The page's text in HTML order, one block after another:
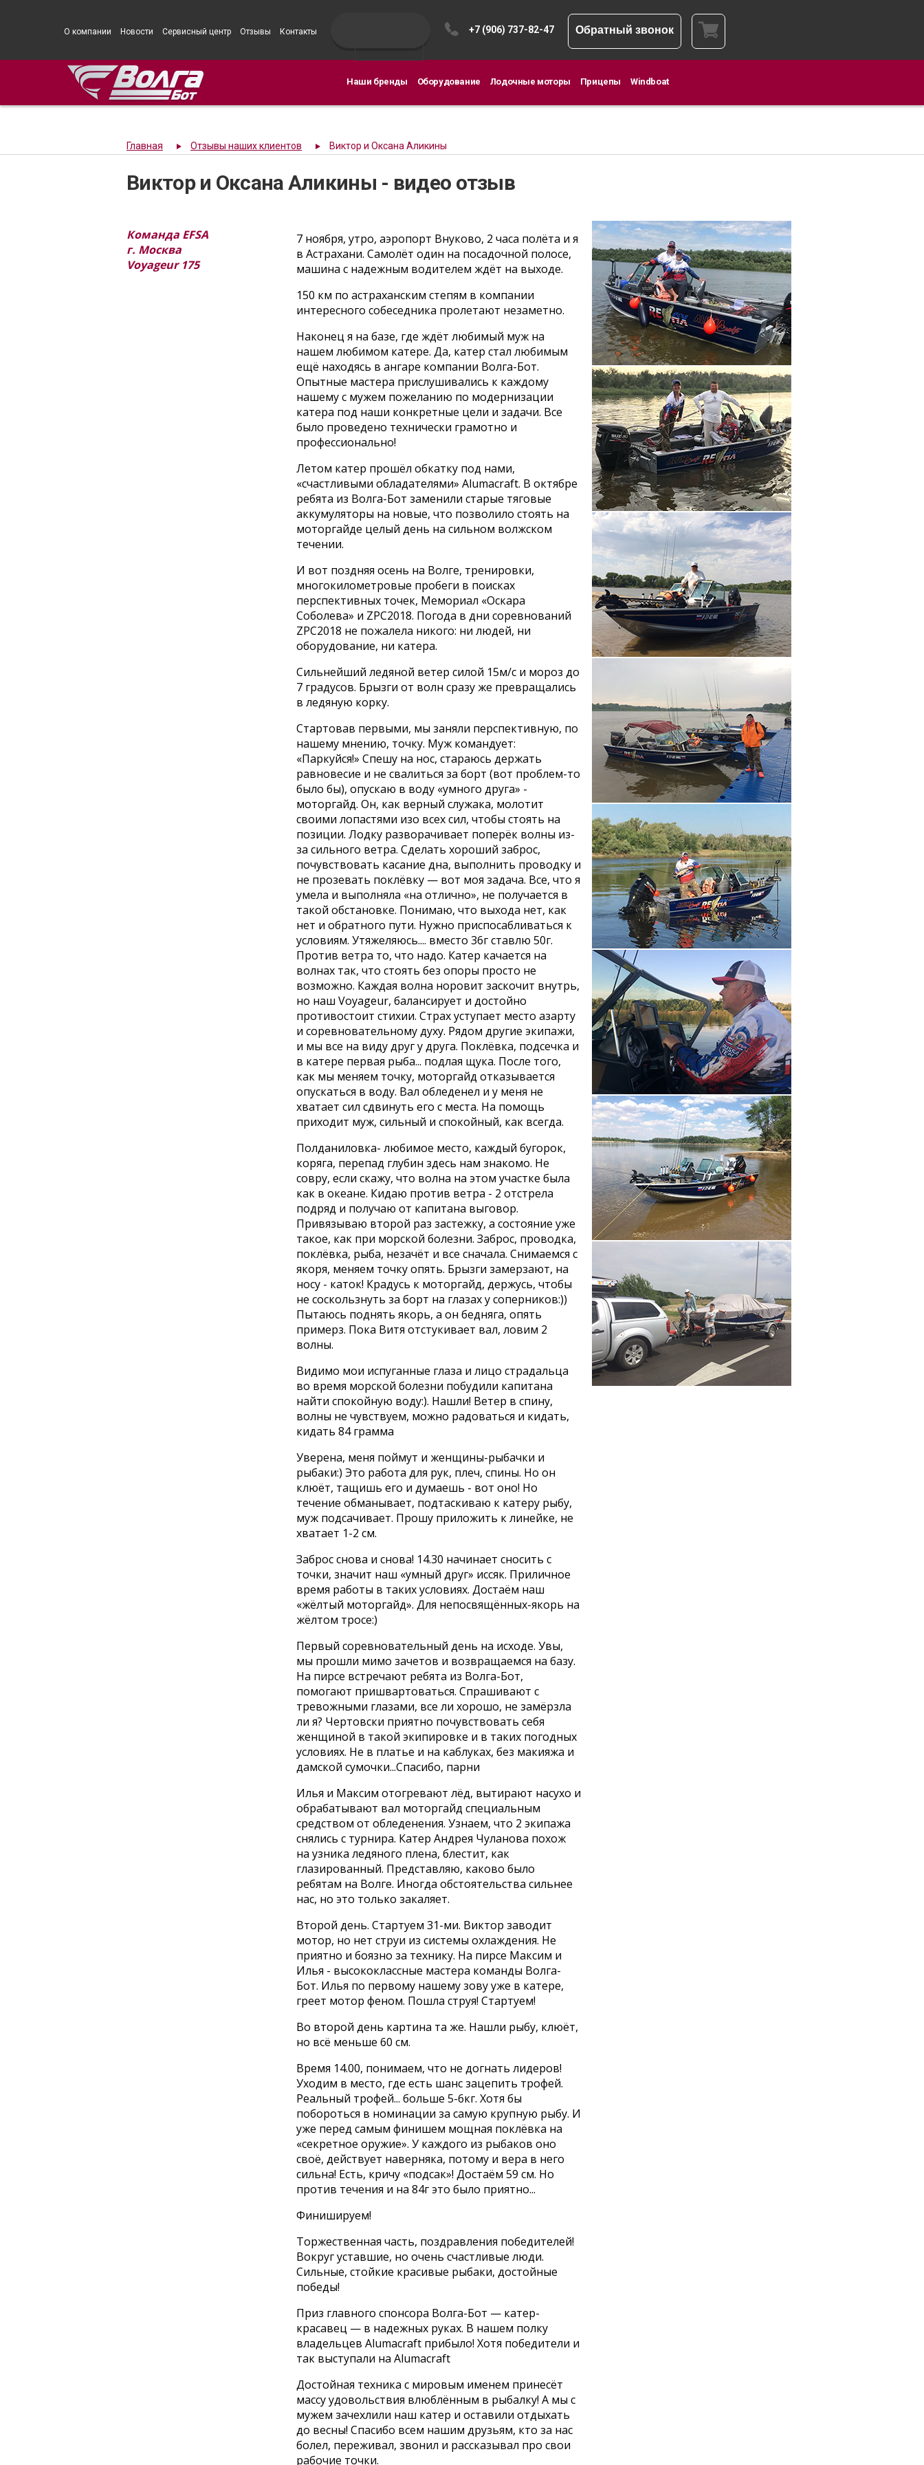
О компании Новости Сервисный центр Отзывы Контакты +7 (906) 737-82-47 Обратный звонок
Наши бренды Оборудование Лодочные моторы Прицепы Windboat
Главная Отзывы наших клиентов Виктор и Оксана Аликины
Виктор и Оксана Аликины - видео отзыв
Команда EFSA
г. Москва
Voyageur 175
7 ноября, утро, аэропорт Внуково, 2 часа полёта и я
в Астрахани. Самолёт один на посадочной полосе,
машина с надежным водителем ждёт на выходе.
150 км по астраханским степям в компании
интересного собеседника пролетают незаметно.
Наконец я на базе, где ждёт любимый муж на
нашем любимом катере. Да, катер стал любимым
ещё находясь в ангаре компании Волга-Бот.
Опытные мастера прислушивались к каждому
нашему с мужем пожеланию по модернизации
катера под наши конкретные цели и задачи. Все
было проведено технически грамотно и
профессионально!
Летом катер прошёл обкатку под нами,
«счастливыми обладателями» Alumacraft. В октябре
ребята из Волга-Бот заменили старые тяговые
аккумуляторы на новые, что позволило стоять на
моторгайде целый день на сильном волжском
течении.
И вот поздняя осень на Волге, тренировки,
многокилометровые пробеги в поисках
перспективных точек, Мемориал «Оскара
Соболева» и ZPC2018. Погода в дни соревнований
ZPC2018 не пожалела никого: ни людей, ни
оборудование, ни катера.
Сильнейший ледяной ветер силой 15м/с и мороз до
7 градусов. Брызги от волн сразу же превращались
в ледяную корку.
Стартовав первыми, мы заняли перспективную, по
нашему мнению, точку. Муж командует:
«Паркуйся!» Спешу на нос, стараюсь держать
равновесие и не свалиться за борт (вот проблем-то
было бы), опускаю в воду «умного друга» -
моторгайд. Он, как верный служака, молотит
своими лопастями изо всех сил, чтобы стоять на
позиции. Лодку разворачивает поперёк волны из-
за сильного ветра. Сделать хороший заброс,
почувствовать касание дна, выполнить проводку и
не прозевать поклёвку — вот моя задача. Все, что я
умела и выполняла «на отлично», не получается в
такой обстановке. Понимаю, что выхода нет, как
нет и обратного пути. Нужно приспосабливаться к
условиям. Утяжеляюсь.... вместо 36г ставлю 50г.
Против ветра то, что надо. Катер качается на
волнах так, что стоять без опоры просто не
возможно. Каждая волна норовит заскочит внутрь,
но наш Voyageur, балансирует и достойно
противостоит стихии. Страх уступает место азарту
и соревновательному духу. Рядом другие экипажи,
и мы все на виду друг у друга. Поклёвка, подсечка и
в катере первая рыба... подлая щука. После того,
как мы меняем точку, моторгайд отказывается
опускаться в воду. Вал обледенел и у меня не
хватает сил сдвинуть его с места. На помощь
приходит муж, сильный и спокойный, как всегда.
Полданиловка- любимое место, каждый бугорок,
коряга, перепад глубин здесь нам знакомо. Не
совру, если скажу, что волна на этом участке была
как в океане. Кидаю против ветра - 2 отстрела
подряд и получаю от капитана выговор.
Привязываю второй раз застежку, а состояние уже
такое, как при морской болезни. Заброс, проводка,
поклёвка, рыба, незачёт и все сначала. Снимаемся с
якоря, меняем точку опять. Брызги замерзают, на
носу - каток! Крадусь к моторгайд, держусь, чтобы
не соскользнуть за борт на глазах у соперников:))
Пытаюсь поднять якорь, а он бедняга, опять
примерз. Пока Витя отстукивает вал, ловим 2
волны.
Видимо мои испуганные глаза и лицо страдальца
во время морской болезни побудили капитана
найти спокойную воду:). Нашли! Ветер в спину,
волны не чувствуем, можно радоваться и кидать,
кидать 84 грамма
Уверена, меня поймут и женщины-рыбачки и
рыбаки:) Это работа для рук, плеч, спины. Но он
клюёт, тащишь его и думаешь - вот оно! Но
течение обманывает, подтаскиваю к катеру рыбу,
муж подсачивает. Прошу приложить к линейке, не
хватает 1-2 см.
Заброс снова и снова! 14.30 начинает сносить с
точки, значит наш «умный друг» иссяк. Приличное
время работы в таких условиях. Достаём наш
«жёлтый моторгайд». Для непосвящённых-якорь на
жёлтом тросе:)
Первый соревновательный день на исходе. Увы,
мы прошли мимо зачетов и возвращаемся на базу.
На пирсе встречают ребята из Волга-Бот,
помогают пришвартоваться. Спрашивают с
тревожными глазами, все ли хорошо, не замёрзла
ли я? Чертовски приятно почувствовать себя
женщиной в такой экипировке и в таких погодных
условиях. Не в платье и на каблуках, без макияжа и
дамской сумочки...Спасибо, парни
Илья и Максим отогревают лёд, вытирают насухо и
обрабатывают вал моторгайд специальным
средством от обледенения. Узнаем, что 2 экипажа
снялись с турнира. Катер Андрея Чуланова похож
на узника ледяного плена, блестит, как
глазированный. Представляю, каково было
ребятам на Волге. Иногда обстоятельства сильнее
нас, но это только закаляет.
Второй день. Стартуем 31-ми. Виктор заводит
мотор, но нет струи из системы охлаждения. Не
приятно и боязно за технику. На пирсе Максим и
Илья - высококлассные мастера команды Волга-
Бот. Илья по первому нашему зову уже в катере,
греет мотор феном. Пошла струя! Стартуем!
Во второй день картина та же. Нашли рыбу, клюёт,
но всё меньше 60 см.
Время 14.00, понимаем, что не догнать лидеров!
Уходим в место, где есть шанс зацепить трофей.
Реальный трофей... больше 5-6кг. Хотя бы
побороться в номинации за самую крупную рыбу. И
уже перед самым финишем мощная поклёвка на
«секретное оружие». У каждого из рыбаков оно
своё, действует наверняка, потому и вера в него
сильна! Есть, кричу «подсак»! Достаём 59 см. Но
против течения и на 84г это было приятно...
Финишируем!
Торжественная часть, поздравления победителей!
Вокруг уставшие, но очень счастливые люди.
Сильные, стойкие красивые рыбаки, достойные
победы!
Приз главного спонсора Волга-Бот — катер-
красавец — в надежных руках. В нашем полку
владельцев Alumacraft прибыло! Хотя победители и
так выступали на Alumacraft
Достойная техника с мировым именем принесёт
массу удовольствия влюблённым в рыбалку! А мы с
мужем зачехлили наш катер и оставили отдыхать
до весны! Спасибо всем нашим друзьям, кто за нас
болел, переживал, звонил и рассказывал про свои
рабочие точки.